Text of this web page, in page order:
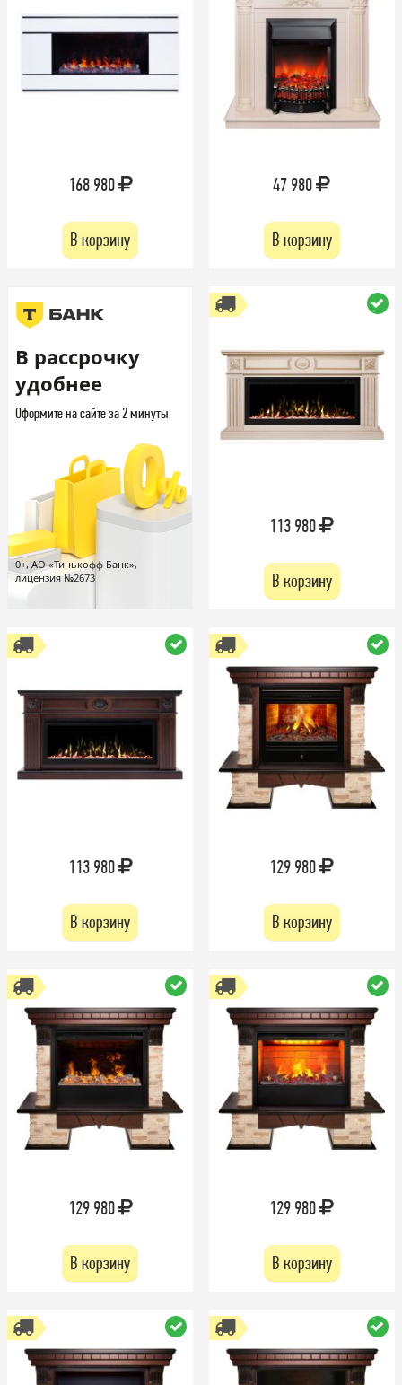
168 980
В корзину
47 980
В корзину
В рассрочку
удобнее
Оформите на сайте за 2 минуты
0+, АО «Тинькофф Банк»,
лицензия №2673
113 980
В корзину
113 980
В корзину
129 980
В корзину
129 980
В корзину
129 980
В корзину